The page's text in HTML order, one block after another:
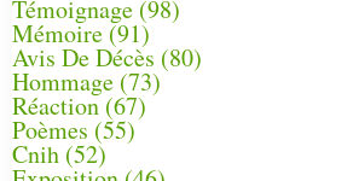
Témoignage (98)
Mémoire (91)
Avis De Décès (80)
Hommage (73)
Réaction(67)
Poèmes (55)
Cnih (52)